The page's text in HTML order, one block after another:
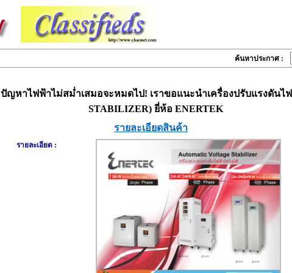
ค้นหาประกาศ :
ปัญหาไฟฟ้าไม่สม่ำเสมอจะหมดไป! เราขอแนะนำเครื่องปรับแรงดันไ
STABILIZER) ยี่ห้อ ENERTEK
รายละเอียดสินค้า
รายละเอียด :